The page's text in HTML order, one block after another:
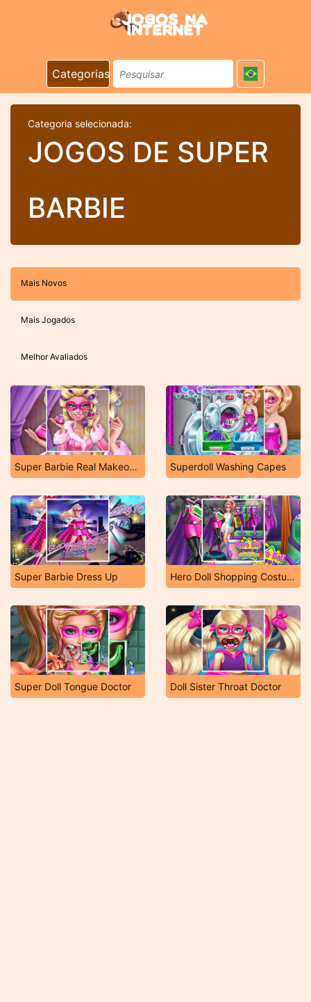
Categorias
Categoria selecionada:
JOGOS DE SUPER
BARBIE
Mais Novos
Mais Jogados
Melhor Avaliados
Super Barbie Real Makeover Superdoll Washing Capes
Super Barbie Dress Up Hero Doll Shopping Costumes
Super Doll Tongue Doctor Doll Sister Throat Doctor